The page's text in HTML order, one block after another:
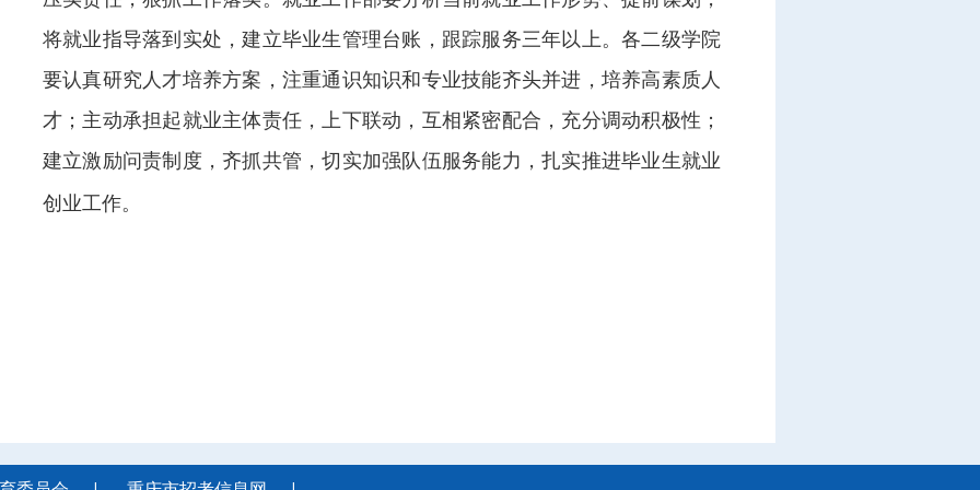
将就业指导落到实处，建立毕业生管理台账，跟踪服务三年以上。各二级学院
要认真研究人才培养方案，注重通识知识和专业技能齐头并进，培养高素质人
才；主动承担起就业主体责任，上下联动，互相紧密配合，充分调动积极性；
建立激励问责制度，齐抓共管，切实加强队伍服务能力，扎实推进毕业生就业
创业工作。